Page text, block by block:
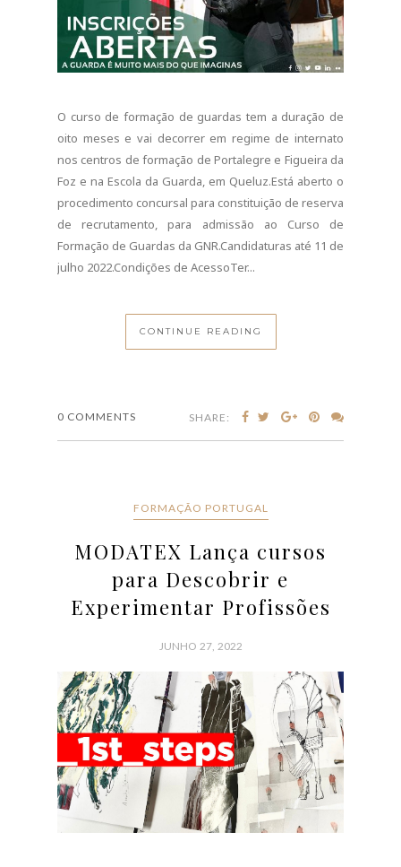
O curso de formação de guardas tem a duração de
oito meses e vai decorrer em regime de internato
nos centros de formação de Portalegre e Figueira da
Foz e na Escola da Guarda, em Queluz.Está aberto o
procedimento concursal para constituição de reserva
de recrutamento, para admissão ao Curso de
Formação de Guardas da GNR.Candidaturas até 11 de
julho 2022.Condições de AcessoTer...
CONTINUE READING
0 COMMENTS SHARE:
FORMAÇÃO PORTUGAL
MODATEX Lança cursos
para Descobrir e
Experimentar Profissões
JUNHO 27, 2022